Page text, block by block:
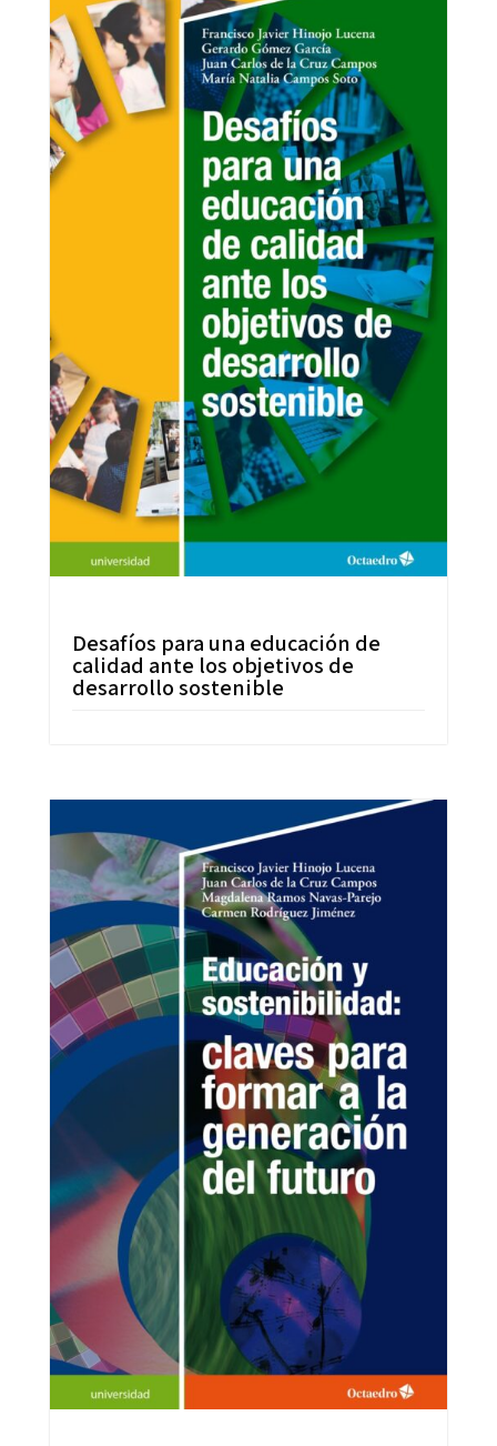
Desafíos para una educación de
calidad ante los objetivos de
desarrollo sostenible